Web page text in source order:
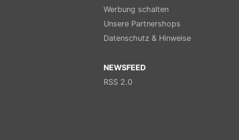
Werbung schalten
Unsere Partnershops
Datenschutz & Hinweise
NEWSFEED
RSS 2.0